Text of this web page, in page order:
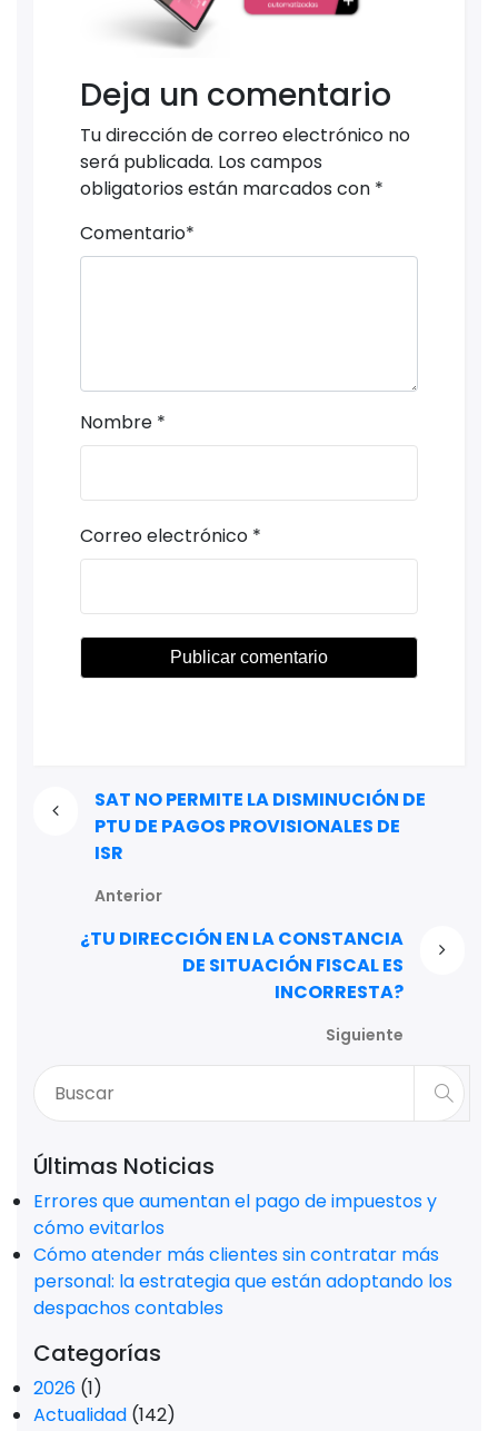
Deja un comentario
Tu dirección de correo electrónico no
será publicada. Los campos
obligatorios están marcados con *
Comentario*
Nombre *
Correo electrónico *
SAT NO PERMITE LA DISMINUCIÓN DE
PTU DE PAGOS PROVISIONALES DE
ISR
Anterior
¿TU DIRECCIÓN EN LA CONSTANCIA
DE SITUACIÓN FISCAL ES
INCORRESTA?
Siguiente
Últimas Noticias
Errores que aumentan el pago de impuestos y
cómo evitarlos
Cómo atender más clientes sin contratar más
personal: la estrategia que están adoptando los
despachos contables
Categorías
2026 (1)
Actualidad (142)